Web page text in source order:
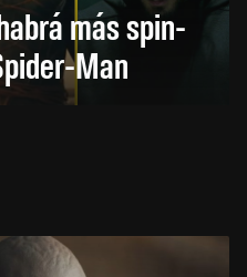
más spin-
Man